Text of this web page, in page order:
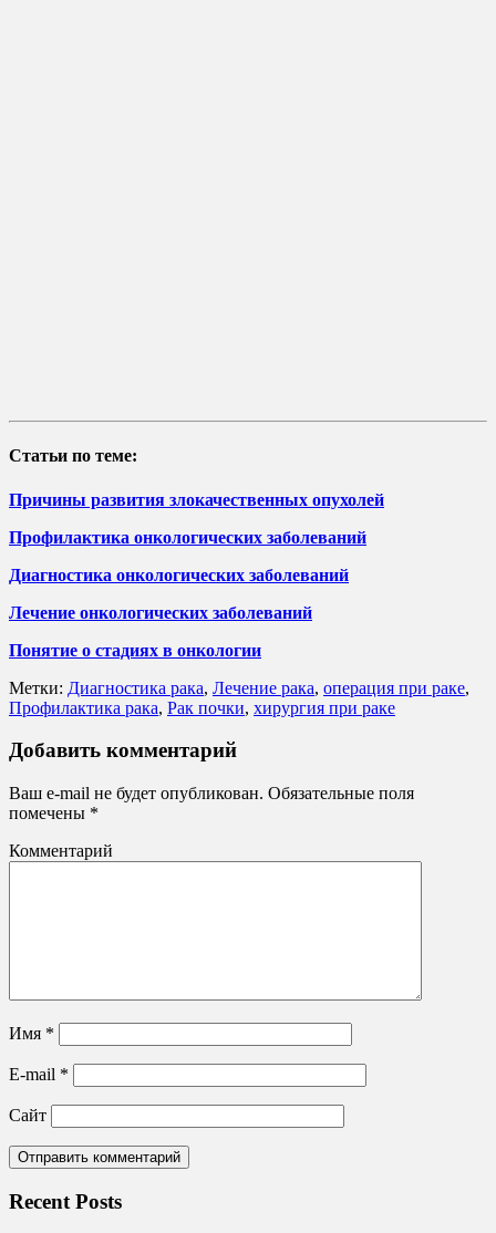
Статьи по теме:
Причины развития злокачественных опухолей
Профилактика онкологических заболеваний
Диагностика онкологических заболеваний
Лечение онкологических заболеваний
Понятие о стадиях в онкологии
Метки: Диагностика рака, Лечение рака, операция при раке,
Профилактика рака, Рак почки, хирургия при раке
Добавить комментарий
Ваш e-mail не будет опубликован. Обязательные поля
помечены *
Комментарий
Имя *
E-mail *
Сайт
Recent Posts